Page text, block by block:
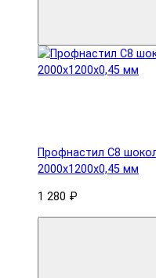
Профнастил С8
2000х1200х0,45 мм
1 280 ₽